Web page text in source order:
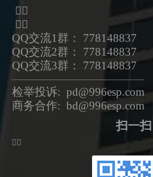
ᅟᅠ
ᅟᅠ
QQ交流1群： 778148837
QQ交流2群： 778148837
QQ交流3群： 778148837
—————————————————
检举投诉: pd@996esp.com
商务合作: bd@996esp.com
扫一扫
ᅟᅠ